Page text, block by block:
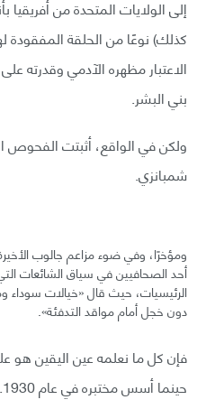
إلى الولايات المتحدة من
كذلك) نوعًا من الحلقة المفقودة
الاعتبار مظهره الآدمي وقدرته
بني البشر.
ولكن في الواقع، أثبتت الفحوص
شمبانزي.
ومؤخرًا، وفي ضوء مزاعم جالوب
أحد الصحافيين في سياق الشائعات
الرئيسيات، حيث قال «خيالات
دون خجل أمام مواقد التدفئة».
فإن كل ما نعلمه عين اليقين هو
حينما أسس مختبره في عام 1930.